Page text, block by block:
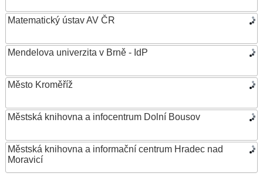
Matematický ústav AV ČR
Mendelova univerzita v Brně - IdP
Město Kroměříž
Městská knihovna a infocentrum Dolní Bousov
Městská knihovna a informační centrum Hradec nad
Moravicí